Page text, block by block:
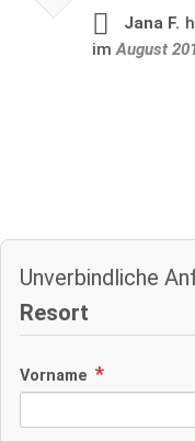
Jana F.
im August
Unverbindliche
Resort
Vorname